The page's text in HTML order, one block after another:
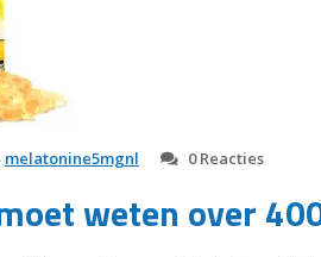
melatonine5mgnl 0 Reacties
weten over